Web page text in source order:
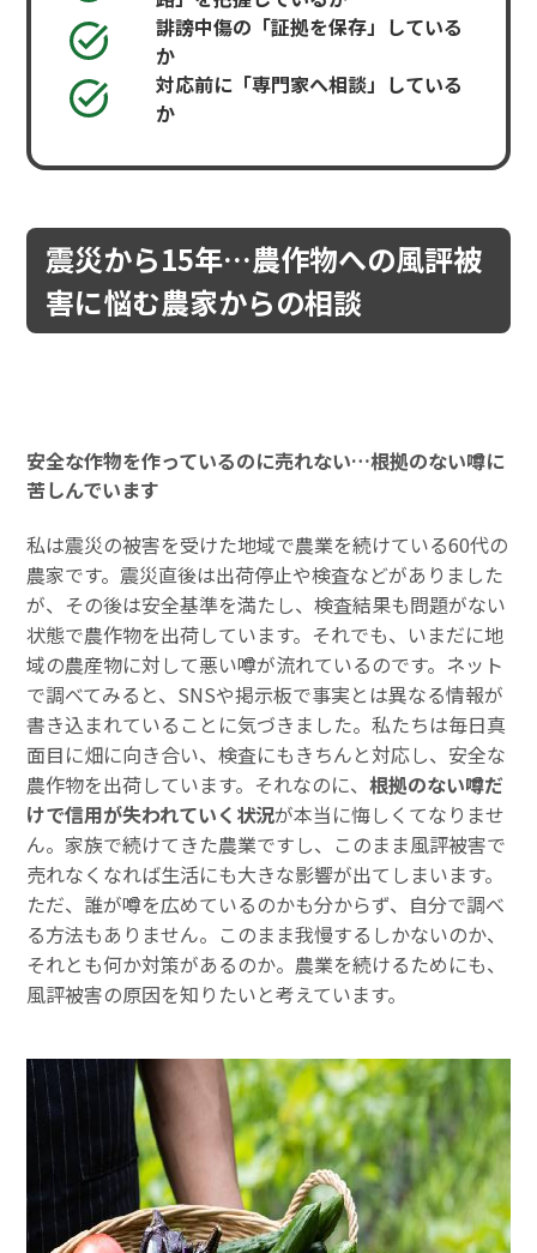
誹謗中傷の「証拠を保存」している
か
対応前に「専門家へ相談」している
か
震災から15年…農作物への風評被
害に悩む農家からの相談
安全な作物を作っているのに売れない…根拠のない噂に
苦しんでいます
私は震災の被害を受けた地域で農業を続けている60代の
農家です。震災直後は出荷停止や検査などがありました
が、その後は安全基準を満たし、検査結果も問題がない
状態で農作物を出荷しています。それでも、いまだに地
域の農産物に対して悪い噂が流れているのです。ネット
で調べてみると、SNSや掲示板で事実とは異なる情報が
書き込まれていることに気づきました。私たちは毎日真
面目に畑に向き合い、検査にもきちんと対応し、安全な
農作物を出荷しています。それなのに、根拠のない噂だ
けで信用が失われていく状況が本当に悔しくてなりませ
ん。家族で続けてきた農業ですし、このまま風評被害で
売れなくなれば生活にも大きな影響が出てしまいます。
ただ、誰が噂を広めているのかも分からず、自分で調べ
る方法もありません。このまま我慢するしかないのか、
それとも何か対策があるのか。農業を続けるためにも、
風評被害の原因を知りたいと考えています。